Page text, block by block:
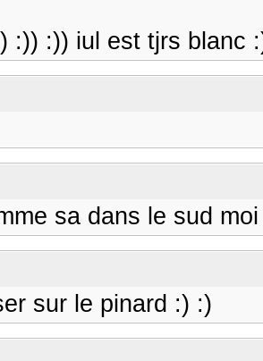
:)) :)) iul est tjrs blanc
sa dans le sud
sur le pinard :) :)